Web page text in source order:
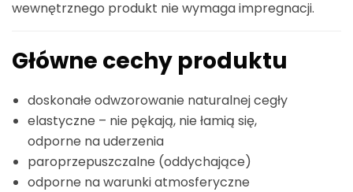
wewnętrznego produkt nie wymaga impregnacji.
Główne cechy produktu
doskonałe odwzorowanie naturalnej cegły
elastyczne – nie pękają, nie łamią się,
odporne na uderzenia
paroprzepuszczalne (oddychające)
odporne na warunki atmosferyczne